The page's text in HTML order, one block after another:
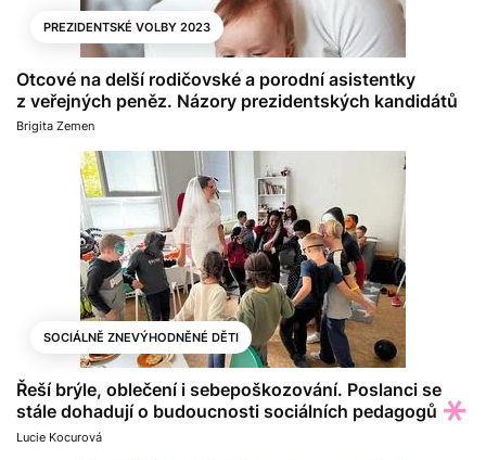
PREZIDENTSKÉ VOLBY 2023
Otcové na delší rodičovské a porodní asistentky
z veřejných peněz. Názory prezidentských kandidátů
Brigita Zemen
SOCIÁLNĚ ZNEVÝHODNĚNÉ DĚTI
Řeší brýle, oblečení i sebepoškozování. Poslanci se
stále dohadují o budoucnosti sociálních pedagogů
Lucie Kocurová